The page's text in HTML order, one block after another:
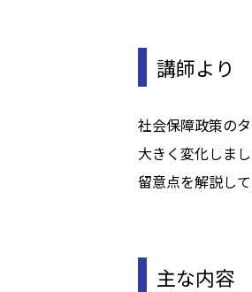
講師より
社会保障政策の
大きく変化しま
留意点を解説して
主な内容